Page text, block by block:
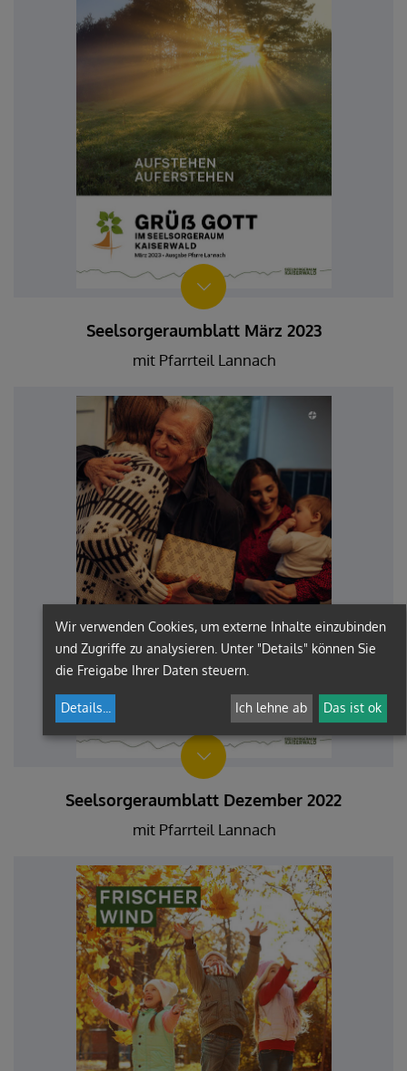
Seelsorgeraumblatt März 2023
mit Pfarrteil Lannach
Seelsorgeraumblatt Dezember 2022
mit Pfarrteil Lannach
Wir verwenden Cookies, um externe Inhalte einzubinden
und Zugriffe zu analysieren. Unter "Details" können Sie
die Freigabe Ihrer Daten steuern.
Details Ich lehne ab Das ist ok